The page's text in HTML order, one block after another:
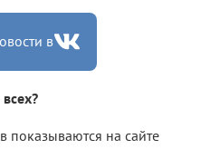
в
показываются на сайте